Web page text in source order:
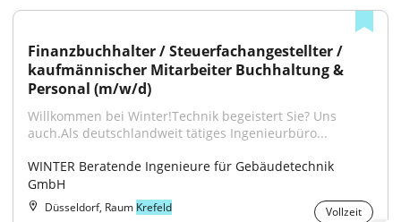
Finanzbuchhalter / Steuerfachangestellter /
kaufmännischer Mitarbeiter Buchhaltung &
Personal (m/w/d)
Willkommen bei Winter!Technik begeistert Sie? Uns
auch.Als deutschlandweit tätiges Ingenieurbüro...
WINTER Beratende Ingenieure für Gebäudetechnik
GmbH
Düsseldorf, Raum Krefeld Vollzeit